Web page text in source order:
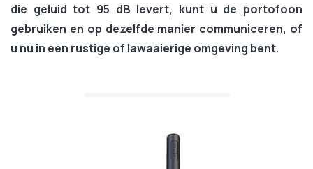
die geluid tot 95 dB levert, kunt u de portofoon
gebruiken en op dezelfde manier communiceren, of
u nu in een rustige of lawaaierige omgeving bent.